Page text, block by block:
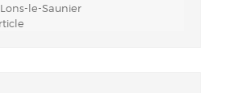
Lons-le-Saunier